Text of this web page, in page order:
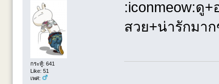
กระทู้: 641
Like: 51
เพศ:
:iconmeow:ดู
สวย+น่ารักมา